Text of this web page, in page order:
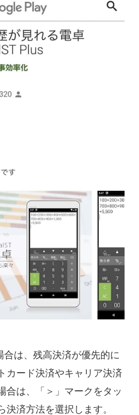
は、残高決済が優先的に
カード決済やキャリア決済
合は、「＞」マークをタッ
決済方法を選択します。